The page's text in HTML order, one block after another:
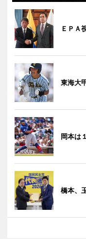
ＥＰＡ
東海大
岡本は
橋本、